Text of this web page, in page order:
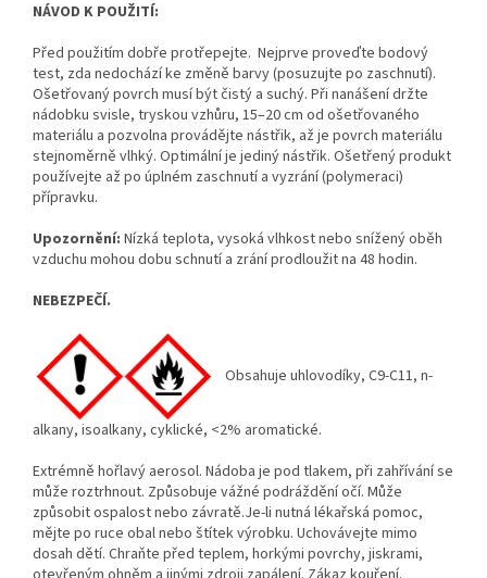
NÁVOD K POUŽITÍ:
Před použitím dobře protřepejte. Nejprve proveďte bodový
test, zda nedochází ke změně barvy (posuzujte po zaschnutí).
Ošetřovaný povrch musí být čistý a suchý. Při nanášení držte
nádobku svisle, tryskou vzhůru, 15–20 cm od ošetřovaného
materiálu a pozvolna provádějte nástřik, až je povrch materiálu
stejnoměrně vlhký. Optimální je jediný nástřik. Ošetřený produkt
používejte až po úplném zaschnutí a vyzrání (polymeraci)
přípravku.
Upozornění: Nízká teplota, vysoká vlhkost nebo snížený oběh
vzduchu mohou dobu schnutí a zrání prodloužit na 48 hodin.
NEBEZPEČÍ.
Obsahuje uhlovodíky, C9-C11, n-
alkany, isoalkany, cyklické, <2% aromatické.
Extrémně hořlavý aerosol. Nádoba je pod tlakem, při zahřívání se
může roztrhnout. Způsobuje vážné podráždění očí. Může
způsobit ospalost nebo závratě.Je-li nutná lékařská pomoc,
mějte po ruce obal nebo štítek výrobku. Uchovávejte mimo
dosah dětí. Chraňte před teplem, horkými povrchy, jiskrami,